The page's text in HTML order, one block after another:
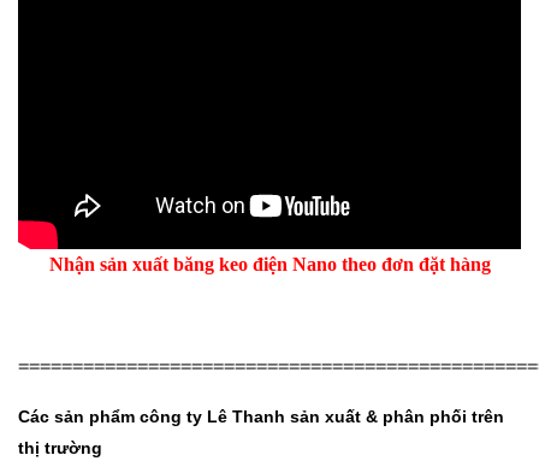
Nhận sản xuất băng keo điện Nano theo đơn đặt hàng
Các sản phẩm công ty Lê Thanh sản xuất & phân phối trên
thị trường